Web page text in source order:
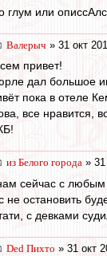
глум или
Валерыч » 31 окт
привет!
дал большое
пока в отеле
все нравится,
из Белого города »
сейчас с любым
не остановить
с девками
Ded Пихто » 31 окт